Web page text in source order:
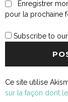
Enregistrer
pour la prochaine
Subscribe to
Ce site utilise
sur la façon dont